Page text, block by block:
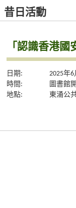
昔日活動
「認識香港
日期:
2025年
時間:
圖書館
地點:
東涌公